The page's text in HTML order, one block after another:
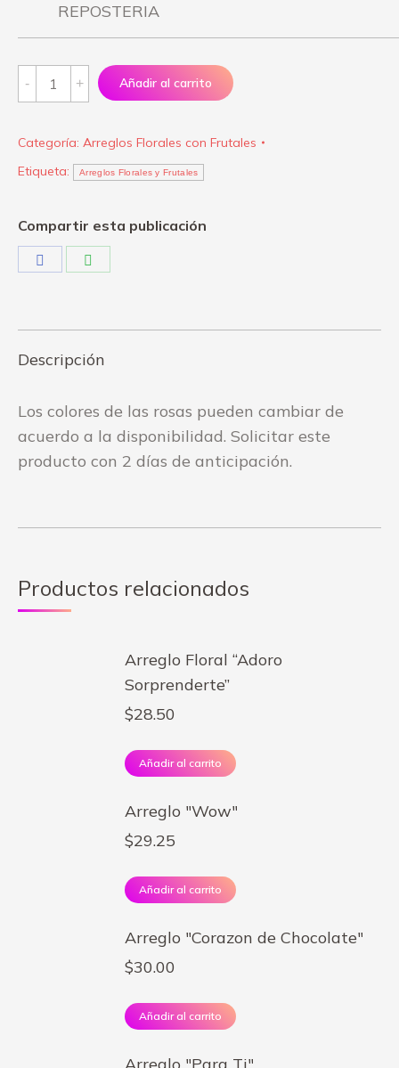
REPOSTERIA
Arreglo
"Mis
quantity
Añadir al carrito
Categoría: Arreglos Florales con Frutales
Etiqueta:
Arreglos Florales y Frutales
Compartir esta publicación
Descripción
Los colores de las rosas pueden cambiar de
acuerdo a la disponibilidad. Solicitar este
producto con 2 días de anticipación.
Productos relacionados
Arreglo Floral “Adoro
Sorprenderte”
$28.50
Añadir al carrito
Arreglo "Wow"
$29.25
Añadir al carrito
Arreglo "Corazon de Chocolate"
$30.00
Añadir al carrito